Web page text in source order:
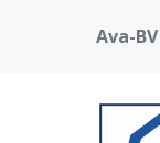
Ava-BV